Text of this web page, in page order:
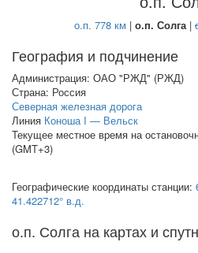
о.п. 778 км | о.п. Солга|
География и подчинение
Администрация: ОАО "РЖД" (РЖД)
Страна: Россия
Северная железная дорога
Линия Коноша I — Вельск
Текущее местное время на
(GMT+3)
Географические координаты станции:
41.422712° в.д.
о.п. Солга на картах и